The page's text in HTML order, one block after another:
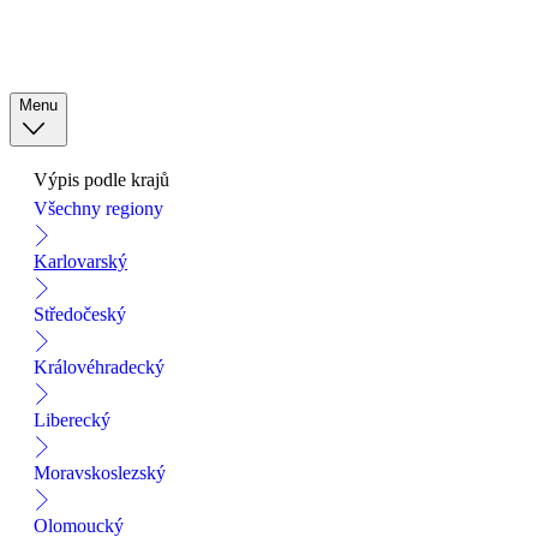
Menu
Výpis podle krajů
Všechny regiony
Karlovarský
Středočeský
Královéhradecký
Liberecký
Moravskoslezský
Olomoucký